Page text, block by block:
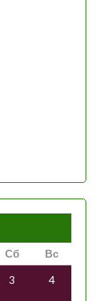
Сб Вс
3 4